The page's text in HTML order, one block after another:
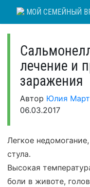
МОЙ СЕМЕЙНЫЙ
лечение и
заражения
Автор Юлия
06.03.2017
Легкое
стула.
Высокая
боли в животе,